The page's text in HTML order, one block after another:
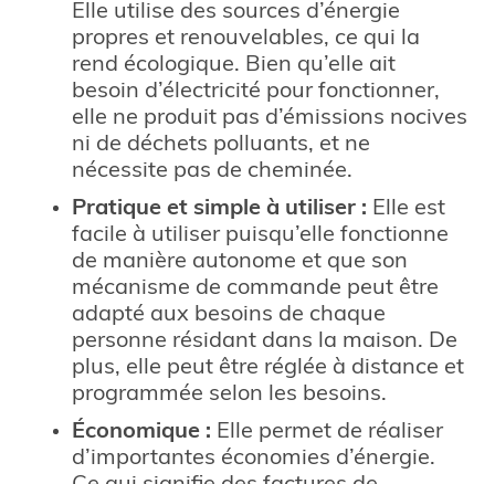
Elle utilise des sources d’énergie
propres et renouvelables, ce qui la
rend écologique. Bien qu’elle ait
besoin d’électricité pour fonctionner,
elle ne produit pas d’émissions nocives
ni de déchets polluants, et ne
nécessite pas de cheminée.
Pratique et simple à utiliser : Elle est
facile à utiliser puisqu’elle fonctionne
de manière autonome et que son
mécanisme de commande peut être
adapté aux besoins de chaque
personne résidant dans la maison. De
plus, elle peut être réglée à distance et
programmée selon les besoins.
Économique : Elle permet de réaliser
d’importantes économies d’énergie.